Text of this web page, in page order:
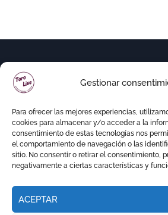
Gestionar
Para ofrecer las mejores experiencias,
cookies para almacenar y/o acceder a la
consentimiento de estas tecnologías nos
el comportamiento de navegación o las
sitio. No consentir o retirar el consentimiento,
negativamente a ciertas características y
ACEPTAR